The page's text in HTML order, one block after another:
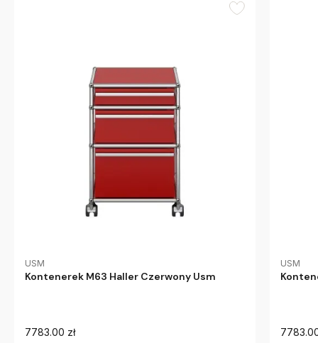
USM
Kontenerek M63 Haller Czerwony Usm
7783.00 zł
USM